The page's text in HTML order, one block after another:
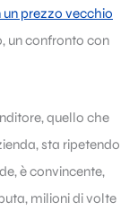
prezzo vecchio
un confronto con
quello che
sta ripetendo
è convincente,
milioni di volte